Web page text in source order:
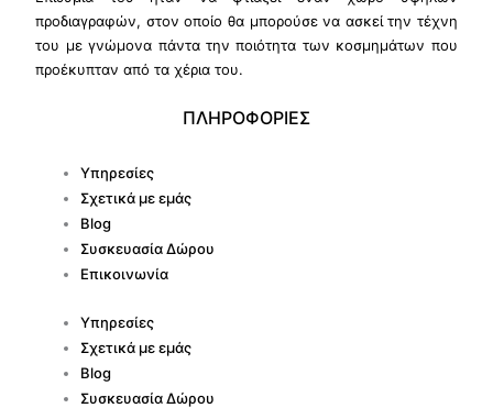
προδιαγραφών, στον οποίο θα μπορούσε να ασκεί την τέχνη
του με γνώμονα πάντα την ποιότητα των κοσμημάτων που
προέκυπταν από τα χέρια του.
ΠΛΗΡΟΦΟΡΙΕΣ
Υπηρεσίες
Σχετικά με εμάς
Blog
Συσκευασία Δώρου
Επικοινωνία
Υπηρεσίες
Σχετικά με εμάς
Blog
Συσκευασία Δώρου